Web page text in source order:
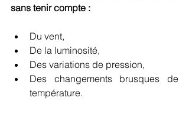
sans tenir compte :
Du vent,
De la luminosité,
Des variations de pression,
Des changements brusques de
température.